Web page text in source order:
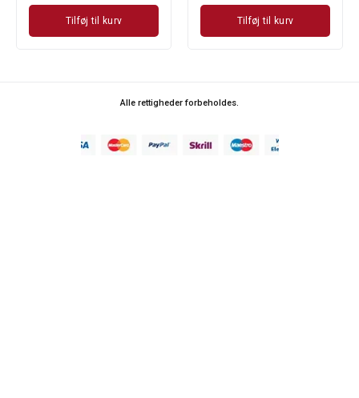
Tilføj til kurv Tilføj til kurv
Alle rettigheder forbeholdes.